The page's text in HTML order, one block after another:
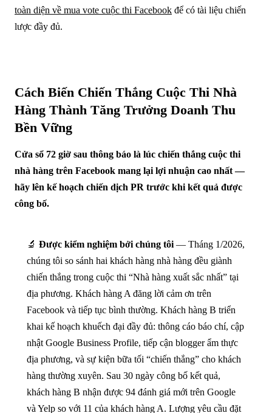
toàn diện về mua vote cuộc thi Facebook để có tài liệu chiến
lược đầy đủ.
Cách Biến Chiến Thắng Cuộc Thi Nhà
Hàng Thành Tăng Trưởng Doanh Thu
Bền Vững
Cửa sổ 72 giờ sau thông báo là lúc chiến thắng cuộc thi
nhà hàng trên Facebook mang lại lợi nhuận cao nhất —
hãy lên kế hoạch chiến dịch PR trước khi kết quả được
công bố.
🔬 Được kiểm nghiệm bởi chúng tôi — Tháng 1/2026,
chúng tôi so sánh hai khách hàng nhà hàng đều giành
chiến thắng trong cuộc thi “Nhà hàng xuất sắc nhất” tại
địa phương. Khách hàng A đăng lời cảm ơn trên
Facebook và tiếp tục bình thường. Khách hàng B triển
khai kế hoạch khuếch đại đầy đủ: thông cáo báo chí, cập
nhật Google Business Profile, tiếp cận blogger ẩm thực
địa phương, và sự kiện bữa tối “chiến thắng” cho khách
hàng thường xuyên. Sau 30 ngày công bố kết quả,
khách hàng B nhận được 94 đánh giá mới trên Google
và Yelp so với 11 của khách hàng A. Lượng yêu cầu đặt